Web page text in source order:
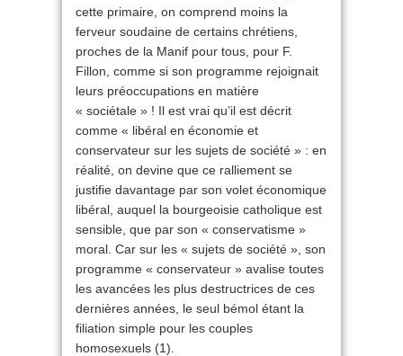
cette primaire, on comprend moins la
ferveur soudaine de certains chrétiens,
proches de la Manif pour tous, pour F.
Fillon, comme si son programme rejoignait
leurs préoccupations en matière
« sociétale » ! Il est vrai qu’il est décrit
comme « libéral en économie et
conservateur sur les sujets de société » : en
réalité, on devine que ce ralliement se
justifie davantage par son volet économique
libéral, auquel la bourgeoisie catholique est
sensible, que par son « conservatisme »
moral. Car sur les « sujets de société », son
programme « conservateur » avalise toutes
les avancées les plus destructrices de ces
dernières années, le seul bémol étant la
filiation simple pour les couples
homosexuels (1).